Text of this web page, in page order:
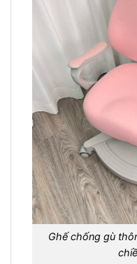
Ghế chống gù